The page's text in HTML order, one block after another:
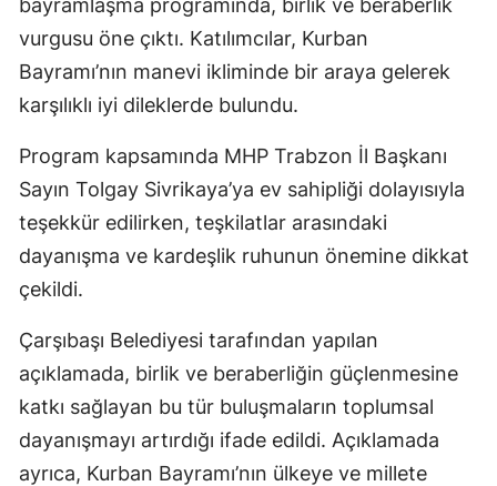
vurgusu öne çıktı. Katılımcılar, Kurban
Bayramı’nın manevi ikliminde bir araya gelerek
karşılıklı iyi dileklerde bulundu.
Program kapsamında MHP Trabzon İl Başkanı
Sayın Tolgay Sivrikaya’ya ev sahipliği dolayısıyla
teşekkür edilirken, teşkilatlar arasındaki
dayanışma ve kardeşlik ruhunun önemine dikkat
çekildi.
Çarşıbaşı Belediyesi tarafından yapılan
açıklamada, birlik ve beraberliğin güçlenmesine
katkı sağlayan bu tür buluşmaların toplumsal
dayanışmayı artırdığı ifade edildi. Açıklamada
ayrıca, Kurban Bayramı’nın ülkeye ve millete